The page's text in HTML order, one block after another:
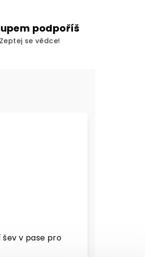
podpoříš
Zeptej se vědce!
v pase pro